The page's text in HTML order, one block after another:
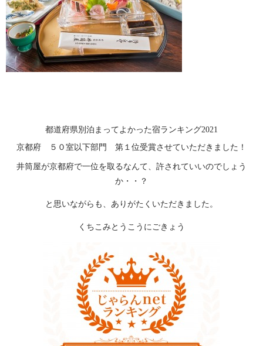
都道府県別泊まってよかった宿ランキング2021
京都府 ５０室以下部門 第１位受賞させていただきました！
井筒屋が京都府で一位を取るなんて、許されていいのでしょう
か・・？
と思いながらも、ありがたくいただきました。
くちこみとうこうにごきょう